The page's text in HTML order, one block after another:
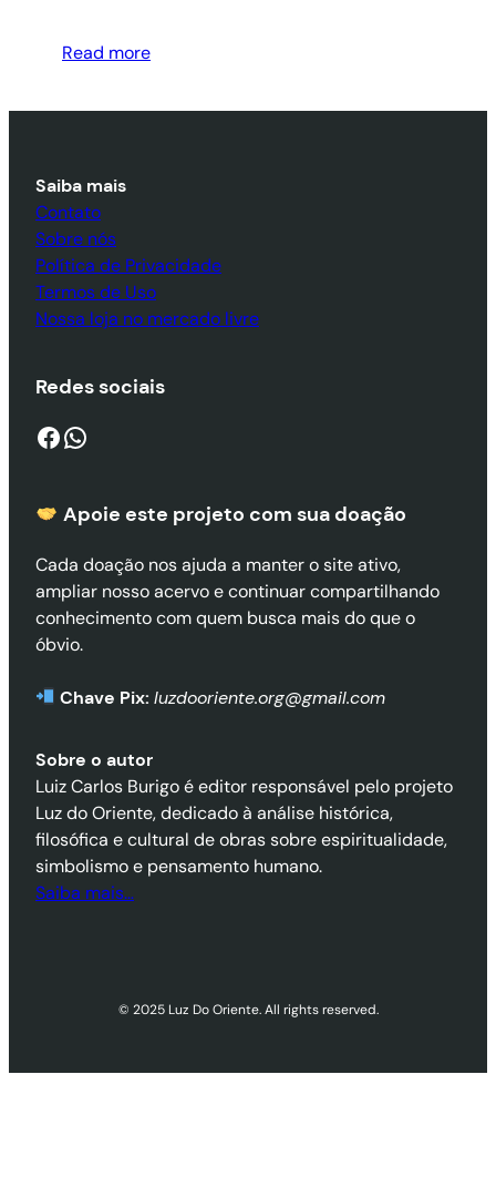
Read more
Saiba mais
Contato
Sobre nós
Política de Privacidade
Termos de Uso
Nossa loja no mercado livre
Redes sociais
Facebook WhatsApp
Apoie este projeto com sua doação
Cada doação nos ajuda a manter o site ativo,
ampliar nosso acervo e continuar compartilhando
conhecimento com quem busca mais do que o
óbvio.
Chave Pix: luzdooriente.org@gmail.com
Sobre o autor
Luiz Carlos Burigo é editor responsável pelo projeto
Luz do Oriente, dedicado à análise histórica,
filosófica e cultural de obras sobre espiritualidade,
simbolismo e pensamento humano.
Saiba mais…
© 2025 Luz Do Oriente. All rights reserved.